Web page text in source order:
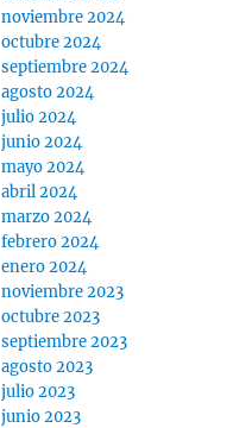
noviembre 2024
octubre 2024
septiembre 2024
agosto 2024
julio 2024
junio 2024
mayo 2024
abril 2024
marzo 2024
febrero 2024
enero 2024
noviembre 2023
octubre 2023
septiembre 2023
agosto 2023
julio 2023
junio 2023